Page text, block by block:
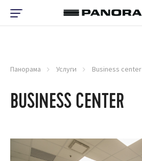
Панорама Услуги Business center
BUSINESS CENTER